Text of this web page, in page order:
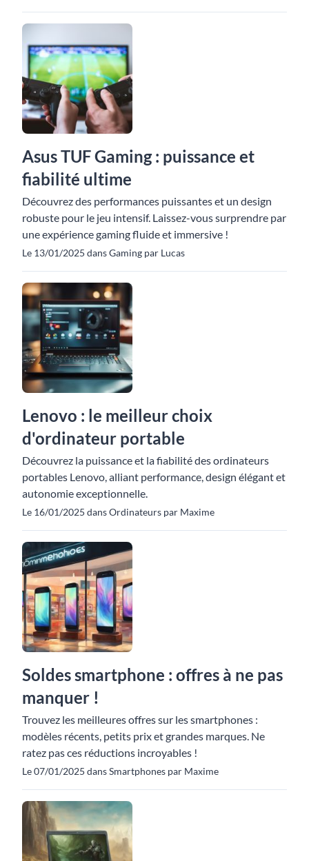
Asus TUF Gaming : puissance et
fiabilité ultime
Découvrez des performances puissantes et un design
robuste pour le jeu intensif. Laissez-vous surprendre par
une expérience gaming fluide et immersive !
Le 13/01/2025 dans Gaming par Lucas
Lenovo : le meilleur choix
d'ordinateur portable
Découvrez la puissance et la fiabilité des ordinateurs
portables Lenovo, alliant performance, design élégant et
autonomie exceptionnelle.
Le 16/01/2025 dans Ordinateurs par Maxime
Soldes smartphone : offres à ne pas
manquer !
Trouvez les meilleures offres sur les smartphones :
modèles récents, petits prix et grandes marques. Ne
ratez pas ces réductions incroyables !
Le 07/01/2025 dans Smartphones par Maxime